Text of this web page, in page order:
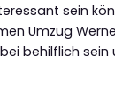
sein
Umzug
behilflich sein